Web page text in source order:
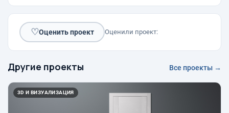
♡Оценить проект Оценили проект:
Другие проекты Все проекты →
3D И ВИЗУАЛИЗАЦИЯ